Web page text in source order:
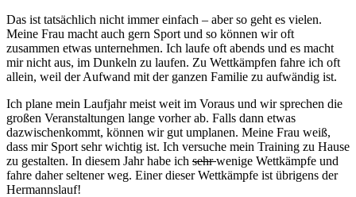
Das ist tatsächlich nicht immer einfach – aber so geht es vielen.
Meine Frau macht auch gern Sport und so können wir oft
zusammen etwas unternehmen. Ich laufe oft abends und es macht
mir nicht aus, im Dunkeln zu laufen. Zu Wettkämpfen fahre ich oft
allein, weil der Aufwand mit der ganzen Familie zu aufwändig ist.
Ich plane mein Laufjahr meist weit im Voraus und wir sprechen die
großen Veranstaltungen lange vorher ab. Falls dann etwas
dazwischenkommt, können wir gut umplanen. Meine Frau weiß,
dass mir Sport sehr wichtig ist. Ich versuche mein Training zu Hause
zu gestalten. In diesem Jahr habe ich sehrwenige Wettkämpfe und
fahre daher seltener weg. Einer dieser Wettkämpfe ist übrigens der
Hermannslauf!